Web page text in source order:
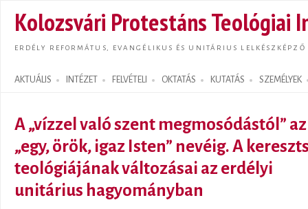
Kolozsvári Protestáns Teológiai
ERDÉLY REFORMÁTUS, EVANGÉLIKUS ÉS UNITÁRIUS LELKÉSZKÉPZŐ
AKTUÁLIS INTÉZET FELVÉTELI OKTATÁS KUTATÁS SZEMÉLYEK
Search form
A „vízzel való szent megmosódástól” az
„egy, örök, igaz Isten” nevéig. A
teológiájának változásai az erdélyi
unitárius hagyományban